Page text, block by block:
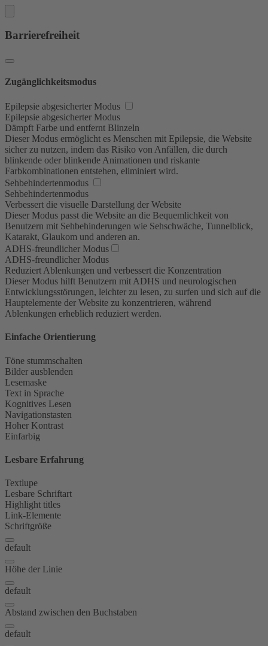
Barrierefreiheit
Zugänglichkeitsmodus
Epilepsie abgesicherter Modus
Epilepsie abgesicherter Modus
Dämpft Farbe und entfernt Blinzeln
Dieser Modus ermöglicht es Menschen mit Epilepsie, die Website
sicher zu nutzen, indem das Risiko von Anfällen, die durch
blinkende oder blinkende Animationen und riskante
Farbkombinationen entstehen, eliminiert wird.
Sehbehindertenmodus
Sehbehindertenmodus
Verbessert die visuelle Darstellung der Website
Dieser Modus passt die Website an die Bequemlichkeit von
Benutzern mit Sehbehinderungen wie Sehschwäche, Tunnelblick,
Katarakt, Glaukom und anderen an.
ADHS-freundlicher Modus
ADHS-freundlicher Modus
Reduziert Ablenkungen und verbessert die Konzentration
Dieser Modus hilft Benutzern mit ADHS und neurologischen
Entwicklungsstörungen, leichter zu lesen, zu surfen und sich auf die
Hauptelemente der Website zu konzentrieren, während
Ablenkungen erheblich reduziert werden.
Einfache Orientierung
Töne stummschalten
Bilder ausblenden
Lesemaske
Text in Sprache
Kognitives Lesen
Navigationstasten
Hoher Kontrast
Einfarbig
Lesbare Erfahrung
Textlupe
Lesbare Schriftart
Highlight titles
Link-Elemente
Schriftgröße
default
Höhe der Linie
default
Abstand zwischen den Buchstaben
default